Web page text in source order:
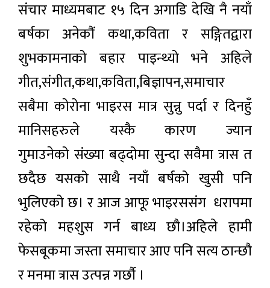
संचार माध्यमबाट १५ दिन अगाडि देखि नै नयाँ
बर्षका अनेकौं कथा,कविता र सङ्गितद्वारा
शुभकामनाको बहार पाइन्थ्यो भने अहिले
गीत,संगीत,कथा,कविता,बिज्ञापन,समाचार
सबैमा कोरोना भाइरस मात्र सुन्नु पर्दा र दिनहुँ
मानिसहरुले यस्कै कारण ज्यान
गुमाउनेको संख्या बढ्दोमा सुन्दा सवैमा त्रास त
छदैछ यसको साथै नयाँ बर्षको खुसी पनि
भुलिएको छ। र आज आफू भाइरससंग धरापमा
रहेको महशुस गर्न बाध्य छौ।अहिले हामी
फेसबूकमा जस्ता समाचार आए पनि सत्य ठान्छौ
र मनमा त्रास उत्पन्न गर्छौ ।